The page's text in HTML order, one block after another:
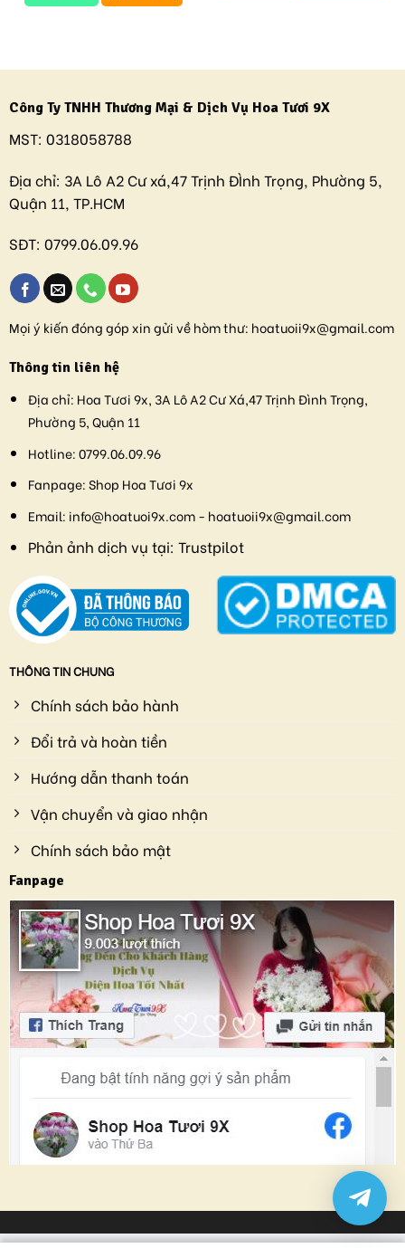
Công Ty TNHH Thương Mại & Dịch Vụ Hoa Tươi 9X
MST: 0318058788
Địa chỉ: 3A Lô A2 Cư xá,47 Trịnh ĐÌnh Trọng, Phường 5,
Quận 11, TP.HCM
SĐT: 0799.06.09.96
Mọi ý kiến đóng góp xin gửi về hòm thư: hoatuoii9x@gmail.com
Thông tin liên hệ
Địa chỉ: Hoa Tươi 9x, 3A Lô A2 Cư Xá,47 Trịnh Đình Trọng,
Phường 5, Quận 11
Hotline:0799.06.09.96
Fanpage:Shop Hoa Tươi 9x
Email: info@hoatuoi9x.com - hoatuoii9x@gmail.com
Phản ảnh dịch vụ tại: Trustpilot
THÔNG TIN CHUNG
Chính sách bảo hành
Đổi trả và hoàn tiền
Hướng dẫn thanh toán
Vận chuyển và giao nhận
Chính sách bảo mật
Fanpage